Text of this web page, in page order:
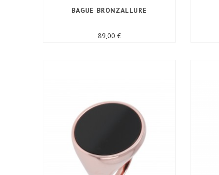
BAGUE BRONZALLURE
89,00 €Prix